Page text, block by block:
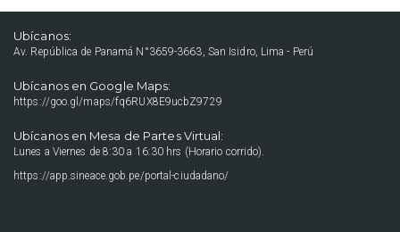
Ubícanos:
Av. República de Panamá N°3659-3663, San Isidro, Lima - Perú
Ubícanos en Google Maps:
https://goo.gl/maps/fq6RUX8E9ucbZ9729
Ubícanos en Mesa de Partes Virtual:
Lunes a Viernes de 8:30 a 16:30 hrs (Horario corrido).
https://app.sineace.gob.pe/portal-ciudadano/